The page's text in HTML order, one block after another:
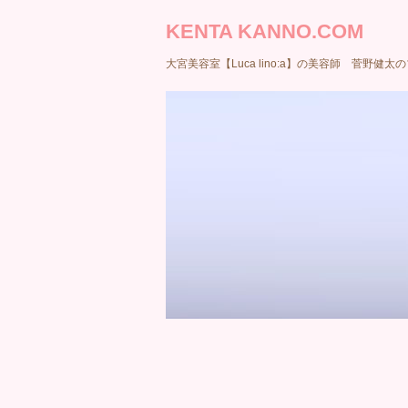
KENTA KANNO.COM
大宮美容室【Luca lino:a】の美容師 菅野健太の